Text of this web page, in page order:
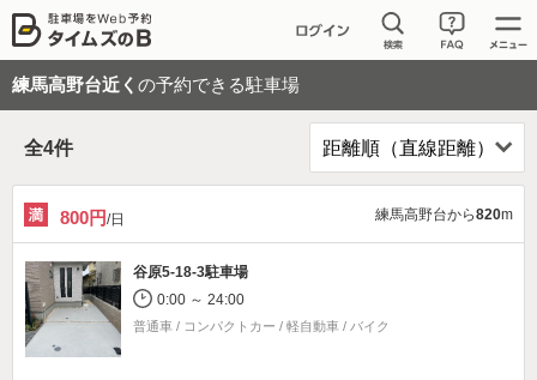
練馬高野台近く の予約できる駐車場
全4件
800円/日 練馬高野台から820m
谷原5-18-3駐車場
0:00 ～ 24:00
普通車 / コンパクトカー / 軽自動車 / バイク